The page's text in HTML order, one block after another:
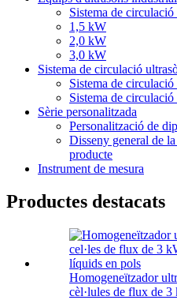
Sistema de
1,5 kW
2,0 kW
3,0 kW
Sistema de circulació
Sistema de circulació
Sistema de
Sèrie personalitzada
Personalització de
Disseny general de
producte
Instrument de mesura
Productes destacats
Homogeneïtzador
cèl·lules de flux de 3